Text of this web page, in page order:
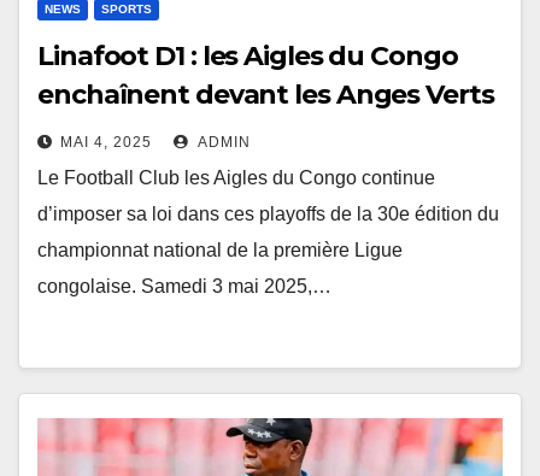
NEWS SPORTS
Linafoot D1 : les Aigles du Congo
enchaînent devant les Anges Verts
(4-1)MAI 4, 2025 ADMIN
Le Football Club les Aigles du Congo continue
d’imposer sa loi dans ces playoffs de la 30e édition du
championnat national de la première Ligue
congolaise. Samedi 3 mai 2025,…